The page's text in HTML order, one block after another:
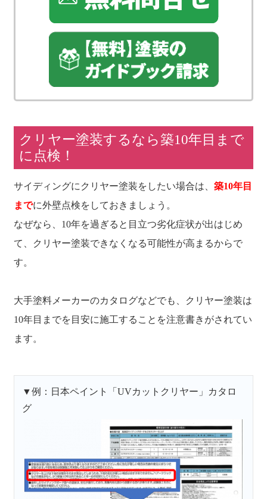
クリヤー塗装するなら築10年目まで
に点検！
サイディングにクリヤー塗装をしたい場合は、 築10年目
までに外壁点検をしておきましょう。
なぜなら、10年を過ぎると目立つ劣化症状が出はじめ
て、クリヤー塗装できなくなる可能性が高まるからで
す。
大手塗料メーカーのカタログなどでも、クリヤー塗装は
10年目までを目安に施工することを注意書きがされてい
ます。
▼例：日本ペイント「UVカットクリヤー」カタロ
グ